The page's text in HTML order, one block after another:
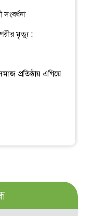
মৃত্যু :
প্রতিষ্ঠায় এগিয়ে